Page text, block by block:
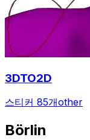
3DTO2D
스티커 85개other
Börlin